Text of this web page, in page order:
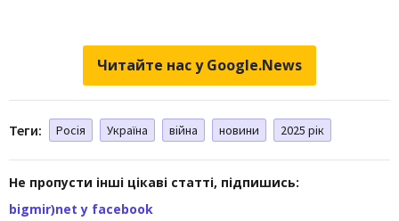
Читайте нас у Google.News
Теги: Росія Україна війна новини 2025 рік
Не пропусти інші цікаві статті, підпишись:
bigmir)net у facebook